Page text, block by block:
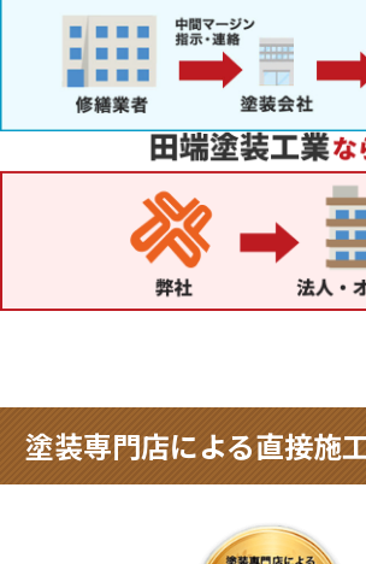
塗装専門店による直接施